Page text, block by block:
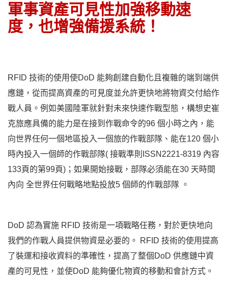
軍事資產可見性加強移動速
度，也增強備援系統！
RFID 技術的使用使DoD 能夠創建自動化且複雜的端到端供
應鏈，從而提高資產的可見度並允許更快地將物資交付給作
戰人員。例如美國陸軍就針對未來快速作戰型態，構想史崔
克旅應具備的能力是在接到作戰命令的96 個小時之內，能
向世界任何一個地區投入一個旅的作戰部隊、能在120 個小
時內投入一個師的作戰部隊( 接戰準則ISSN2221-8319 內容
133頁的第99頁)；如果開始接戰，部隊必須能在30 天時間
內向 全世界任何戰略地點投放5 個師的作戰部隊 。
DoD 認為實施 RFID 技術是一項戰略任務，對於更快地向
我們的作戰人員提供物資是必要的。 RFID 技術的使用提高
了裝運和接收資料的準確性，提高了整個DoD 供應鏈中資
產的可見性，並使DoD 能夠優化物資的移動和會計方式。